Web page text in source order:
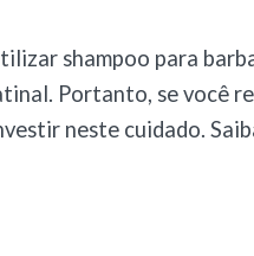
shampoo para
Portanto, se você
neste cuidado.